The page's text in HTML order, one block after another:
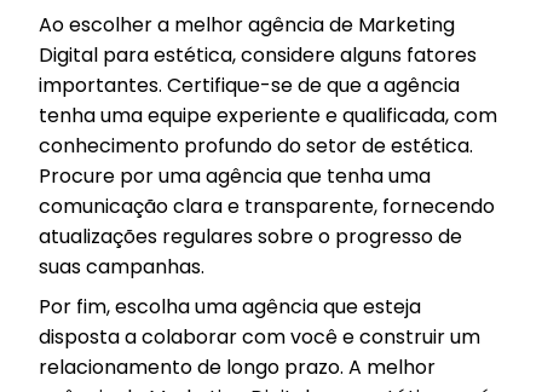
Ao escolher a melhor agência de Marketing
Digital para estética, considere alguns fatores
importantes. Certifique-se de que a agência
tenha uma equipe experiente e qualificada, com
conhecimento profundo do setor de estética.
Procure por uma agência que tenha uma
comunicação clara e transparente, fornecendo
atualizações regulares sobre o progresso de
suas campanhas.
Por fim, escolha uma agência que esteja
disposta a colaborar com você e construir um
relacionamento de longo prazo. A melhor